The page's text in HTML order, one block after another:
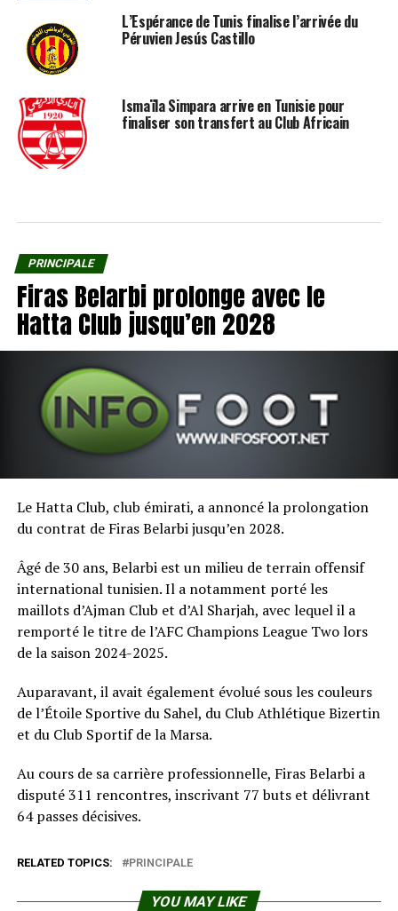
L’Espérance de Tunis finalise l’arrivée du
Péruvien Jesús Castillo
Ismaïla Simpara arrive en Tunisie pour
finaliser son transfert au Club Africain
PRINCIPALE
Firas Belarbi prolonge avec le
Hatta Club jusqu’en 2028
Le Hatta Club, club émirati, a annoncé la prolongation
du contrat de Firas Belarbi jusqu’en 2028.
Âgé de 30 ans, Belarbi est un milieu de terrain offensif
international tunisien. Il a notamment porté les
maillots d’Ajman Club et d’Al Sharjah, avec lequel il a
remporté le titre de l’AFC Champions League Two lors
de la saison 2024-2025.
Auparavant, il avait également évolué sous les couleurs
de l’Étoile Sportive du Sahel, du Club Athlétique Bizertin
et du Club Sportif de la Marsa.
Au cours de sa carrière professionnelle, Firas Belarbi a
disputé 311 rencontres, inscrivant 77 buts et délivrant
64 passes décisives.
RELATED TOPICS: PRINCIPALE
YOU MAY LIKE